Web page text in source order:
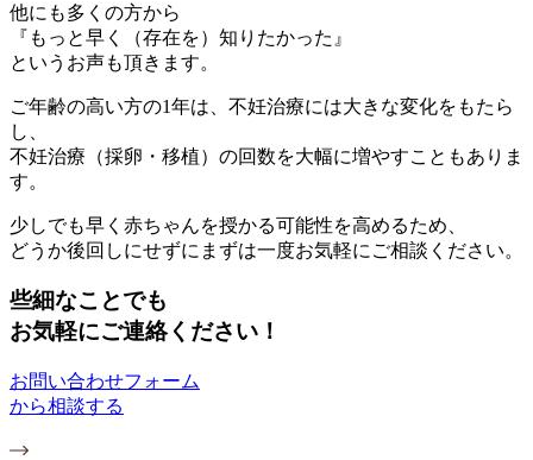
他にも多くの方から
『もっと早く（存在を）知りたかった』
というお声も頂きます。
ご年齢の高い方の1年は、不妊治療には大きな変化をもたら
し、
不妊治療（採卵・移植）の回数を大幅に増やすこともありま
す。
少しでも早く赤ちゃんを授かる可能性を高めるため、
どうか後回しにせずにまずは一度お気軽にご相談ください。
些細なことでも
お気軽にご連絡ください！
お問い合わせフォーム
から相談する